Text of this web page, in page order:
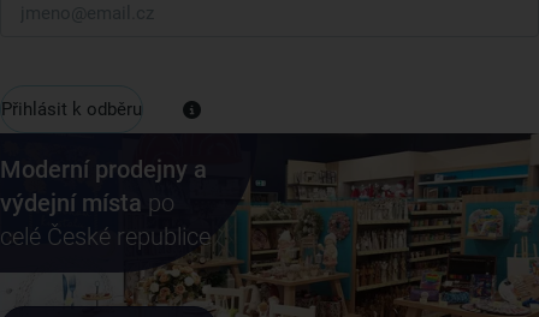
Přihlásit k odběru
Moderní prodejny a
výdejní místa po
celé České republice